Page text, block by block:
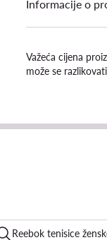
Informacije o
Važeća cijena
može se
Reebok tenisice